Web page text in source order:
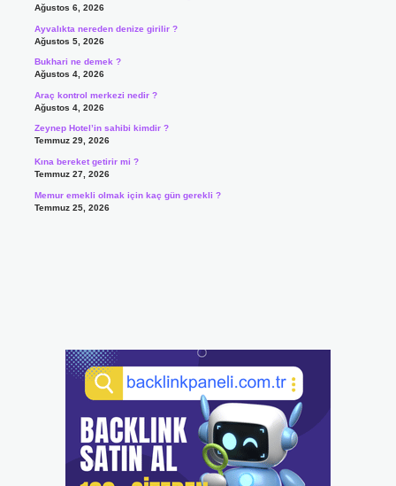
Ağustos 6, 2026
Ayvalıkta nereden denize girilir ?
Ağustos 5, 2026
Bukhari ne demek ?
Ağustos 4, 2026
Araç kontrol merkezi nedir ?
Ağustos 4, 2026
Zeynep Hotel’in sahibi kimdir ?
Temmuz 29, 2026
Kına bereket getirir mi ?
Temmuz 27, 2026
Memur emekli olmak için kaç gün gerekli ?
Temmuz 25, 2026